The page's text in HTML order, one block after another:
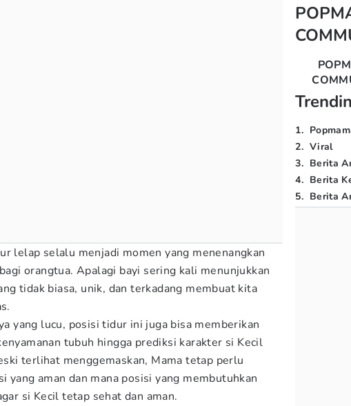
lelap selalu menjadi momen yang menenangkan
orangtua. Apalagi bayi sering kali menunjukkan
tidak biasa, unik, dan terkadang membuat kita
yang lucu, posisi tidur ini juga bisa memberikan
tubuh hingga prediksi karakter si Kecil
terlihat menggemaskan, Mama tetap perlu
yang aman dan mana posisi yang membutuhkan
si Kecil tetap sehat dan aman.
1.
2. Viral
3. Berita
4. Berita
5. Berita